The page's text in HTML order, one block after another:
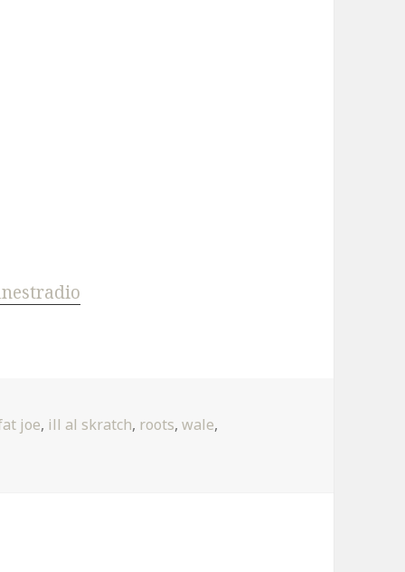
joe, ill al skratch, roots,wale,